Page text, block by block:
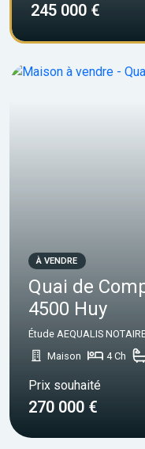
245 000 €
À VENDRE
Quai de
4500 Huy
Étude AEQUALIS
Maison
4 Ch
Prix souhaité
270 000 €